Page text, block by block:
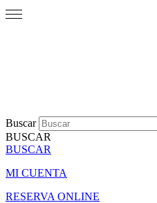
Buscar
BUSCAR
BUSCAR
MI CUENTA
RESERVA ONLINE